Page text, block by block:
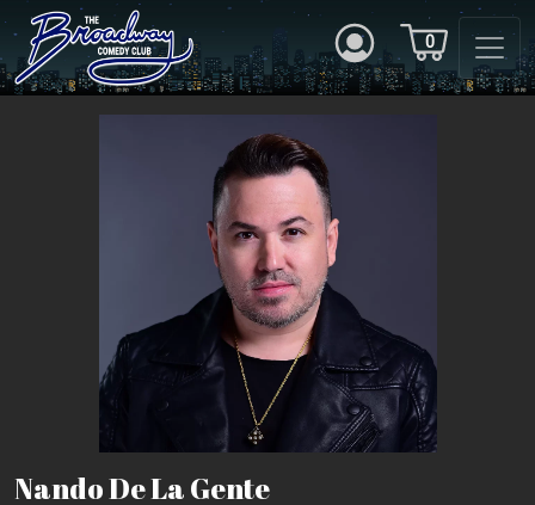
0
Nando De La Gente